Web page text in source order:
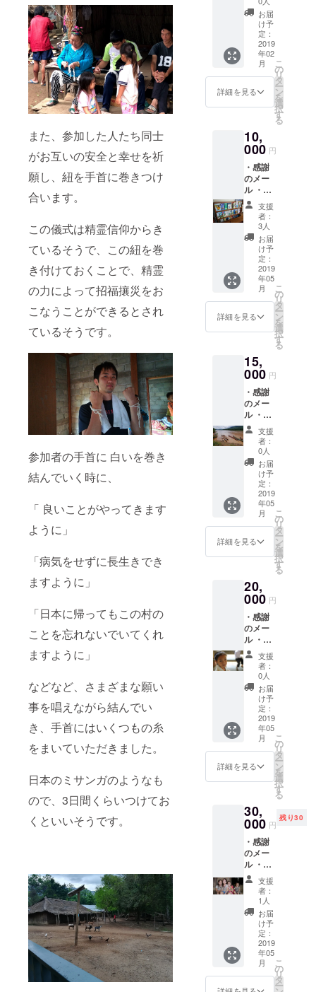
また、参加した人たち同士
がお互いの安全と幸せを祈
願し、紐を手首に巻きつけ
合います。
この儀式は精霊信仰からき
ているそうで、この紐を巻
き付けておくことで、精霊
の力によって招福攘災をお
こなうことができるとされ
ているそうです。
参加者の手首に 白いを巻き
結んでいく時に、
「 良いことがやってきます
ように」
「病気をせずに長生きでき
ますように」
「日本に帰ってもこの村の
ことを忘れないでいてくれ
ますように」
などなど、さまざまな願い
事を唱えながら結んでい
き、手首にはいくつもの糸
をまいていただきました。
日本のミサンガのようなも
ので、3日間くらいつけてお
くといいそうです。
トカー
ド ・オ
リジナ
ル記念
切手
お届
け予
定：
2019
年02
月
詳細を見る
こ
の
リ
タ
ー
ン
を
選
択
す
る
10,
000 円
・感謝
のメー
ル ・活
動報告
メール
・子供
達から
の感謝
の手紙
・報告
冊子
支援
者：
3人
お届
け予
定：
2019
年05
月
詳細を見る
こ
の
リ
タ
ー
ン
を
選
択
す
る
15,
000 円
・感謝
のメー
ル ・活
動報告
メール
・子供
達から
の感謝
の手紙
・報告
冊子 ・
オリジ
ナルマ
グカッ
プ
支援
者：
0人
お届
け予
定：
2019
年05
月
詳細を見る
こ
の
リ
タ
ー
ン
を
選
択
す
る
20,
000 円
・感謝
のメー
ル ・活
動報告
メール
・子供
達から
の感謝
の手紙
・報告
冊子 ・
コー
ヒー豆
（ラオ
ス特産
品）
支援
者：
0人
お届
け予
定：
2019
年05
月
詳細を見る
こ
の
リ
タ
ー
ン
を
選
択
す
る
30,
000 円
残り30
・感謝
のメー
ル ・活
動報告
メール
・子供
達から
の感謝
の手紙
・報告
冊子 ・
刺繍
（村の
モン民
支援
者：
1人
お届
け予
定：
2019
年05
月
こ
の
リ
タ
ー